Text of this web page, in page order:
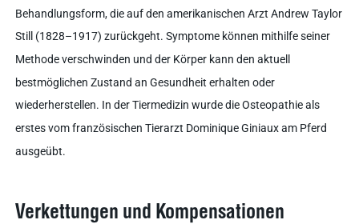
Behandlungsform, die auf den amerikanischen Arzt Andrew Taylor
Still (1828–1917) zurückgeht. Symptome können mithilfe seiner
Methode verschwinden und der Körper kann den aktuell
bestmöglichen Zustand an Gesundheit erhalten oder
wiederherstellen. In der Tiermedizin wurde die Osteopathie als
erstes vom französischen Tierarzt Dominique Giniaux am Pferd
ausgeübt.
Verkettungen und Kompensationen